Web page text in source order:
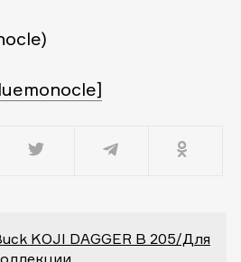
KOJI DAGGER B 205/Для